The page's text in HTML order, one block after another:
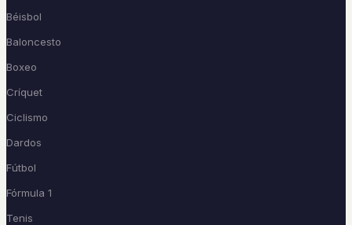
Béisbol
Baloncesto
Boxeo
Críquet
Ciclismo
Dardos
Fútbol
Fórmula 1
Tenis